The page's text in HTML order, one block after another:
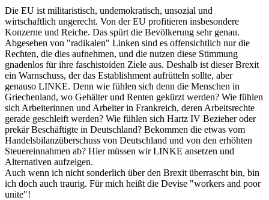
Die EU ist militaristisch, undemokratisch, unsozial und
wirtschaftlich ungerecht. Von der EU profitieren insbesondere
Konzerne und Reiche. Das spürt die Bevölkerung sehr genau.
Abgesehen von "radikalen" Linken sind es offensichtlich nur die
Rechten, die dies aufnehmen, und die nutzen diese Stimmung
gnadenlos für ihre faschistoiden Ziele aus. Deshalb ist dieser Brexit
ein Warnschuss, der das Establishment aufrütteln sollte, aber
genauso LINKE. Denn wie fühlen sich denn die Menschen in
Griechenland, wo Gehälter und Renten gekürzt werden? Wie fühlen
sich Arbeiterinnen und Arbeiter in Frankreich, deren Arbeitsrechte
gerade geschleift werden? Wie fühlen sich Hartz IV Bezieher oder
prekär Beschäftigte in Deutschland? Bekommen die etwas vom
Handelsbilanzüberschuss von Deutschland und von den erhöhten
Steuereinnahmen ab? Hier müssen wir LINKE ansetzen und
Alternativen aufzeigen.
Auch wenn ich nicht sonderlich über den Brexit überrascht bin, bin
ich doch auch traurig. Für mich heißt die Devise "workers and poor
unite"!